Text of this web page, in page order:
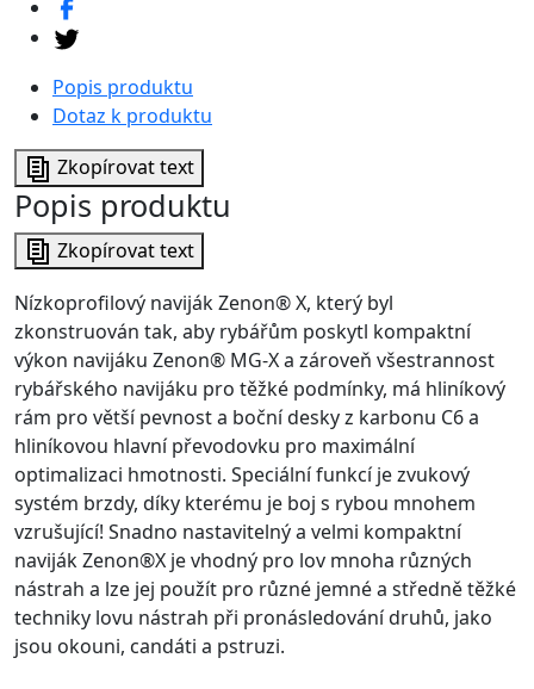
Popis produktu
Dotaz k produktu
Zkopírovat text
Popis produktu
Zkopírovat text
Nízkoprofilový naviják Zenon® X, který byl
zkonstruován tak, aby rybářům poskytl kompaktní
výkon navijáku Zenon® MG-X a zároveň všestrannost
rybářského navijáku pro těžké podmínky, má hliníkový
rám pro větší pevnost a boční desky z karbonu C6 a
hliníkovou hlavní převodovku pro maximální
optimalizaci hmotnosti. Speciální funkcí je zvukový
systém brzdy, díky kterému je boj s rybou mnohem
vzrušující! Snadno nastavitelný a velmi kompaktní
naviják Zenon®X je vhodný pro lov mnoha různých
nástrah a lze jej použít pro různé jemné a středně těžké
techniky lovu nástrah při pronásledování druhů, jako
jsou okouni, candáti a pstruzi.